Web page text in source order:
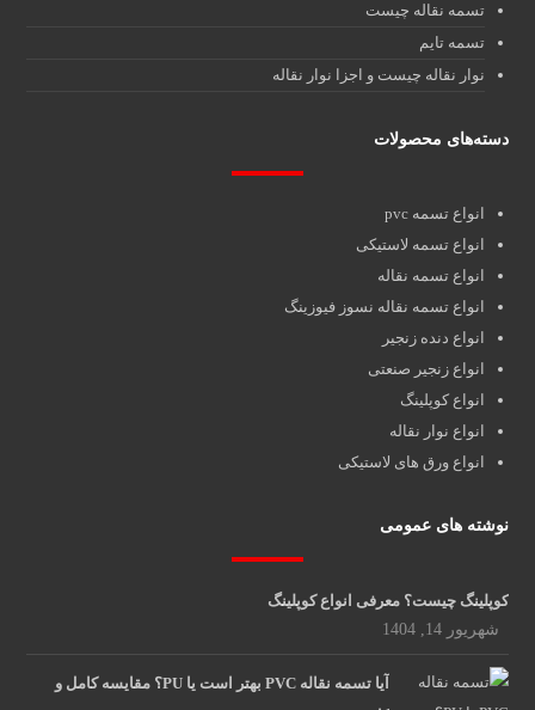
تسمه نقاله چیست
تسمه تایم
نوار نقاله چیست و اجزا نوار نقاله
دسته‌های محصولات
انواع تسمه pvc
انواع تسمه لاستیکی
انواع تسمه نقاله
انواع تسمه نقاله نسوز فیوزینگ
انواع دنده زنجیر
انواع زنجیر صنعتی
انواع کوپلینگ
انواع نوار نقاله
انواع ورق های لاستیکی
نوشته های عمومی
کوپلینگ چیست؟ معرفی انواع کوپلینگ
شهریور 14, 1404
آیا تسمه نقاله PVC بهتر است یا PU؟ مقایسه کامل و